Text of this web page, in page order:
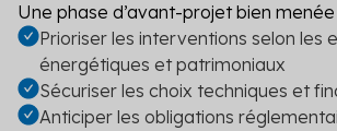
Une phase d’avant-projet bien
Prioriser les interventions selon les
énergétiques et patrimoniaux
Sécuriser les choix techniques et
Anticiper les obligations